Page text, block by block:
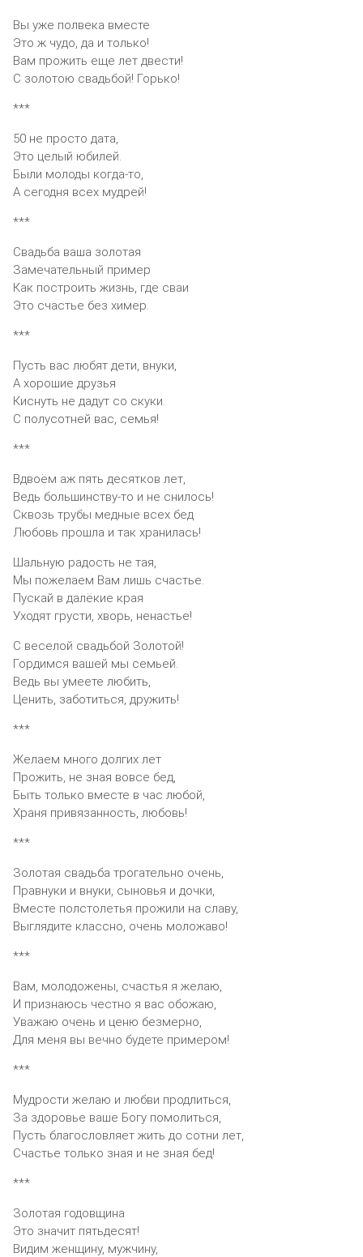
Вы уже полвека вместе
Это ж чудо, да и только!
Вам прожить еще лет двести!
С золотою свадьбой! Горько!
***
50 не просто дата,
Это целый юбилей.
Были молоды когда-то,
А сегодня всех мудрей!
***
Свадьба ваша золотая
Замечательный пример
Как построить жизнь, где сваи
Это счастье без химер.
***
Пусть вас любят дети, внуки,
А хорошие друзья
Киснуть не дадут со скуки.
С полусотней вас, семья!
***
Вдвоём аж пять десятков лет,
Ведь большинству-то и не снилось!
Сквозь трубы медные всех бед
Любовь прошла и так хранилась!
Шальную радость не тая,
Мы пожелаем Вам лишь счастье.
Пускай в далёкие края
Уходят грусти, хворь, ненастье!
С веселой свадьбой Золотой!
Гордимся вашей мы семьей.
Ведь вы умеете любить,
Ценить, заботиться, дружить!
***
Желаем много долгих лет
Прожить, не зная вовсе бед,
Быть только вместе в час любой,
Храня привязанность, любовь!
***
Золотая свадьба трогательно очень,
Правнуки и внуки, сыновья и дочки,
Вместе полстолетья прожили на славу,
Выглядите классно, очень моложаво!
***
Вам, молодожены, счастья я желаю,
И признаюсь честно я вас обожаю,
Уважаю очень и ценю безмерно,
Для меня вы вечно будете примером!
***
Мудрости желаю и любви продлиться,
За здоровье ваше Богу помолиться,
Пусть благословляет жить до сотни лет,
Счастье только зная и не зная бед!
***
Золотая годовщина
Это значит пятьдесят!
Видим женщину, мужчину,